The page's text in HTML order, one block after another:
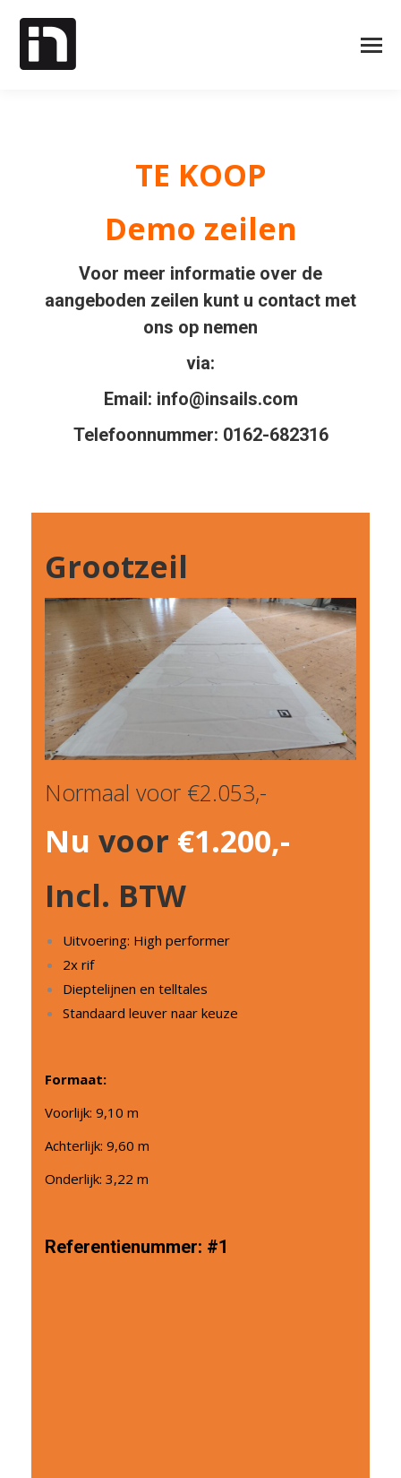
TE KOOP
Demo zeilen
Voor meer informatie over de
aangeboden zeilen kunt u contact met
ons op nemen
via:
Email: info@insails.com
Telefoonnummer: 0162-682316
Grootzeil
Normaal voor €2.053,-
Nu voor €1.200,-
Incl. BTW
Uitvoering: High performer
2x rif
Dieptelijnen en telltales
Standaard leuver naar keuze
Formaat:
Voorlijk: 9,10 m
Achterlijk: 9,60 m
Onderlijk: 3,22 m
Referentienummer: #1